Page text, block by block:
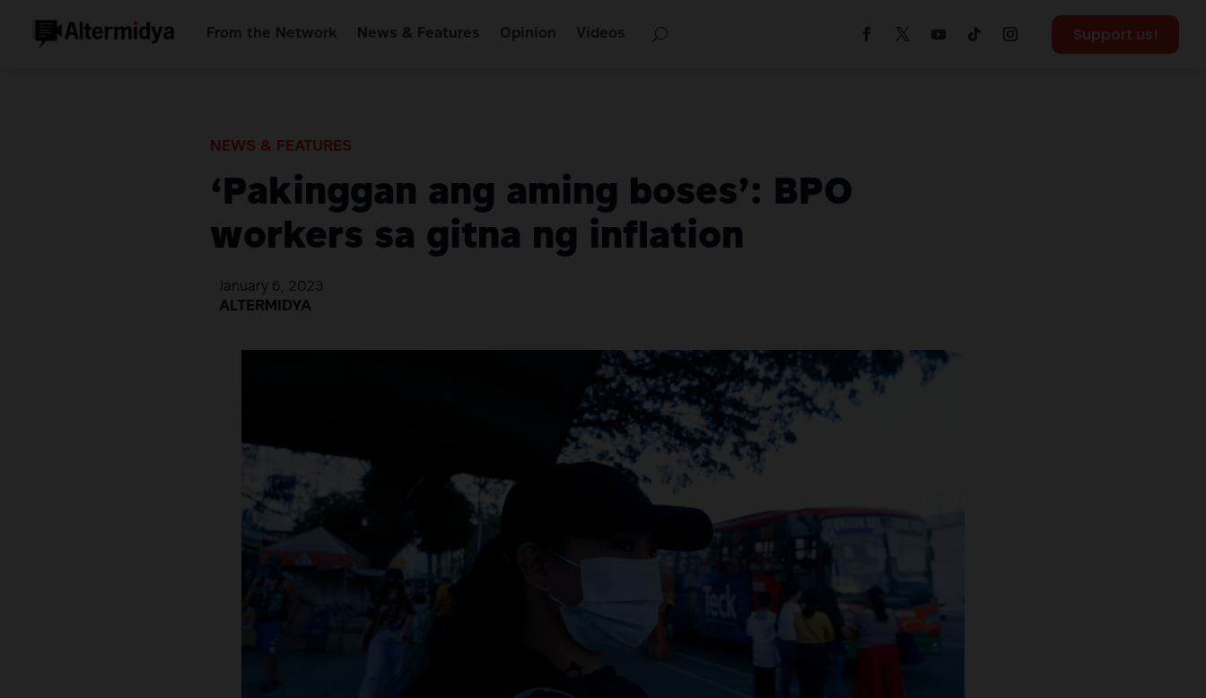
From the Network News & Features Opinion Videos Support us!
NEWS & FEATURES
‘Pakinggan ang aming boses’: BPO
workers sa gitna ng inflation
January 6, 2023
ALTERMIDYA